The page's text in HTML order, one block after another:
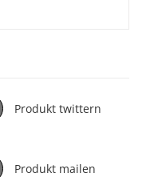
Produkt twittern
Produkt mailen